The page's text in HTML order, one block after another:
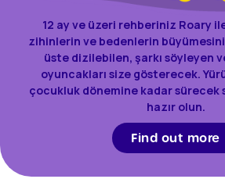
12 ay ve üzeri rehberiniz Roary
zihinlerin ve bedenlerin
üste dizilebilen, şarkı söyleyen
oyuncakları size gösterecek.
çocukluk dönemine kadar sürecek
hazır olun.
Find out more